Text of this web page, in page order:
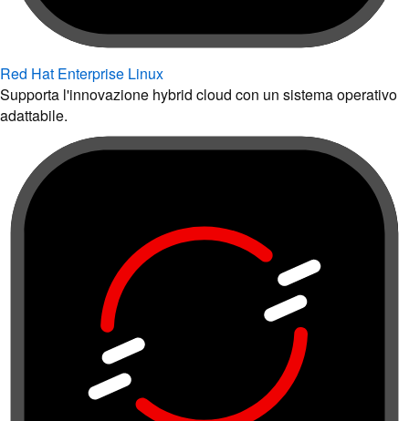
Red Hat Enterprise Linux
Supporta l'innovazione hybrid cloud con un sistema operativo
adattabile.